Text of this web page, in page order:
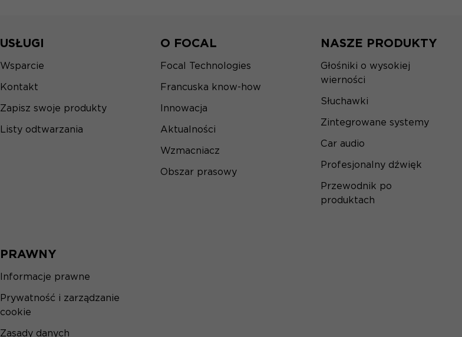
USŁUGI
Wsparcie
Kontakt
Zapisz swoje produkty
Listy odtwarzania
O FOCAL
Focal Technologies
Francuska know-how
Innowacja
Aktualności
Wzmacniacz
Obszar prasowy
NASZE PRODUKTY
Głośniki o wysokiej
wierności
Słuchawki
Zintegrowane systemy
Car audio
Profesjonalny dźwięk
Przewodnik po
produktach
PRAWNY
Informacje prawne
Prywatność i zarządzanie
cookie
Zasady danych